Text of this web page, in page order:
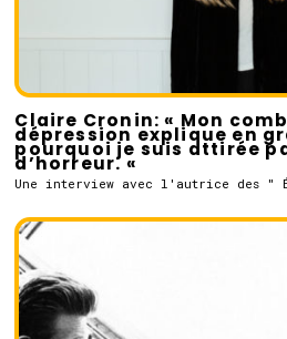
Claire Cronin: « Mon
dépression explique en
pourquoi je suis attirée
d’horreur. «
Une interview avec l'autrice des "